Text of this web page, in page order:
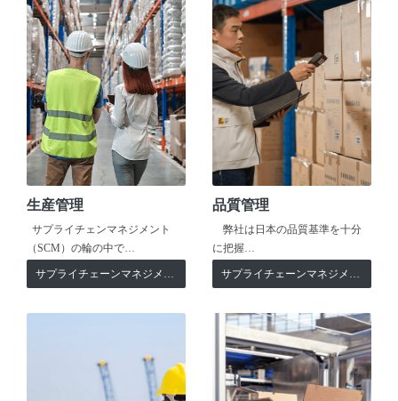
生産管理
サプライチェンマネジメント
（SCM）の輪の中で…
サプライチェーンマネジメント
品質管理
弊社は日本の品質基準を十分
に把握…
サプライチェーンマネジメント